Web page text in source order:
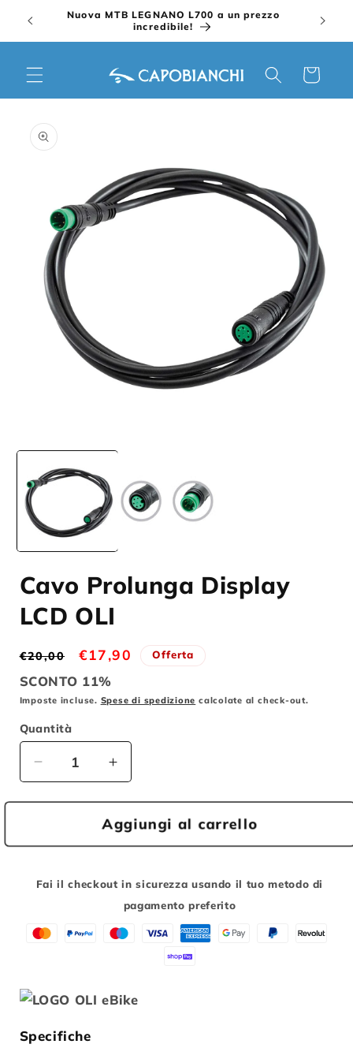
direttamenteNuova MTB LEGNANO L700 a un prezzo
incredibile!
Carrello
informazioni
sul prodotto
contenuti
finestra
modale
Cavo Prolunga Display
LCD OLI
Prezzo
di
listino
€20,00
Prezzo
scontato
€17,90 Offerta
SCONTO 11%
Imposte incluse. Spese di spedizione calcolate al check-out.
Quantità
Diminuisci
quantità
per
Prolunga
LCD
Aumenta
quantità
per
Cavo
Prolunga
LCD
Aggiungi al carrello
Fai il checkout in sicurezza usando il tuo metodo di
pagamento preferito
Specifiche